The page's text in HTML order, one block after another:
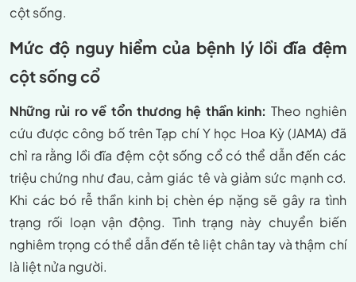
cột sống.
Mức độ nguy hiểm của bệnh lý lồi đĩa đệm
cột sống cổ
Những rủi ro về tổn thương hệ thần kinh:Theo nghiên
cứu được công bố trên Tạp chí Y học Hoa Kỳ (JAMA) đã
chỉ ra rằng lồi đĩa đệm cột sống cổ có thể dẫn đến các
triệu chứng như đau, cảm giác tê và giảm sức mạnh cơ.
Khi các bó rễ thần kinh bị chèn ép nặng sẽ gây ra tình
trạng rối loạn vận động. Tình trạng này chuyển biến
nghiêm trọng có thể dẫn đến tê liệt chân tay và thậm chí
là liệt nửa người.